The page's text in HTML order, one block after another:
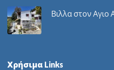
Βιλλα στον Αγιο
Χρήσιμα Links